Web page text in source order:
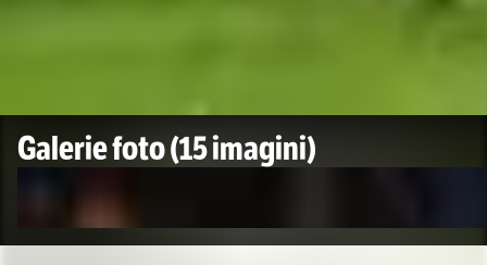
Galerie foto(15 imagini)